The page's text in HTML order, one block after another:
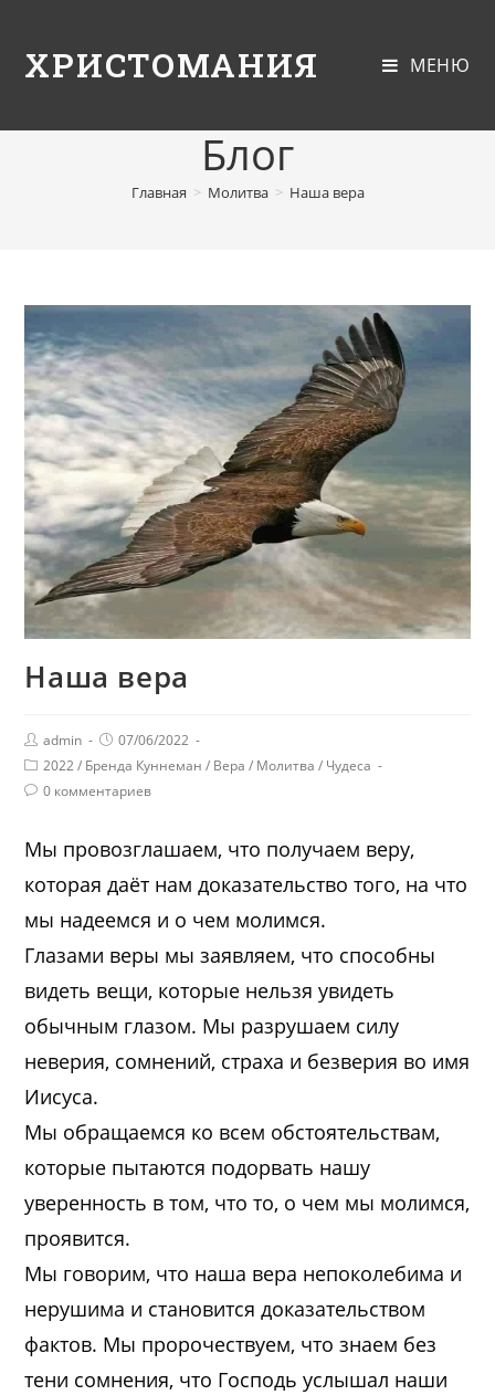
ХРИСТОМАНИЯ МЕНЮ
Блог
Главная > Молитва > Наша вера
Наша вера
admin
07/06/2022
2022 / Бренда Куннеман / Вера / Молитва / Чудеса
0 комментариев
Мы провозглашаем, что получаем веру,
которая даёт нам доказательство того, на что
мы надеемся и о чем молимся.
Глазами веры мы заявляем, что способны
видеть вещи, которые нельзя увидеть
обычным глазом. Мы разрушаем силу
неверия, сомнений, страха и безверия во имя
Иисуса.
Мы обращаемся ко всем обстоятельствам,
которые пытаются подорвать нашу
уверенность в том, что то, о чем мы молимся,
проявится.
Мы говорим, что наша вера непоколебима и
нерушима и становится доказательством
фактов. Мы пророчествуем, что знаем без
тени сомнения, что Господь услышал наши